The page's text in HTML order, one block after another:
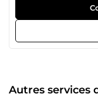
aux mieux dans
solution la plus
Autres services